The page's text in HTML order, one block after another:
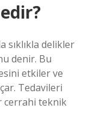
sıklıkla delikler
denir. Bu
etkiler ve
Tedavileri
cerrahi teknik